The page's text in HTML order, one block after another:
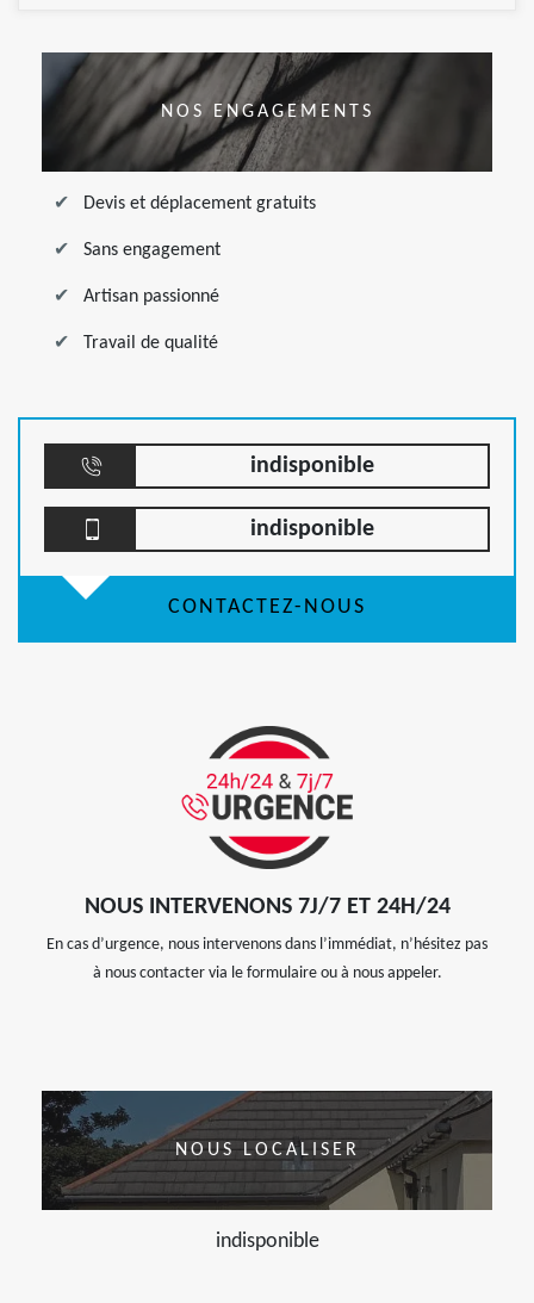
NOS ENGAGEMENTS
Devis et déplacement gratuits
Sans engagement
Artisan passionné
Travail de qualité
indisponible
indisponible
CONTACTEZ-NOUS
NOUS INTERVENONS 7J/7 ET 24H/24
En cas d’urgence, nous intervenons dans l’immédiat, n’hésitez pas
à nous contacter via le formulaire ou à nous appeler.
NOUS LOCALISER
indisponible